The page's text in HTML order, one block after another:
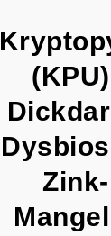
Zink-